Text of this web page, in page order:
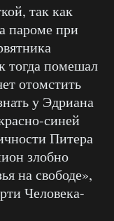
так как
пароме при
тогда помешал
отомстить
у Эдриана
синей
Питера
злобно
на свободе»,
Человека-